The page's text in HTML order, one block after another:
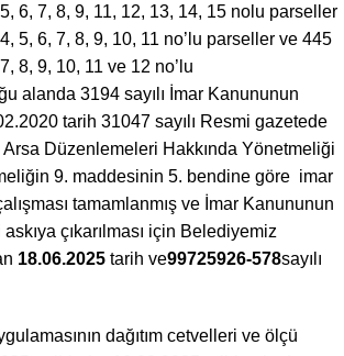
6, 7, 8, 9, 11, 12, 13, 14, 15 nolu parseller
5, 6, 7, 8, 9, 10, 11 no’lu parseller ve 445
8, 9, 10, 11 ve 12 no’lu
alanda 3194 sayılı İmar Kanununun
tarih 31047 sayılı Resmi gazetede
Düzenlemeleri Hakkında Yönetmeliği
9. maddesinin 5. bendine göre imar
ası tamamlanmış ve İmar Kanununun
çıkarılması için Belediyemiz
18.06.2025 tarih ve99725926-578sayılı
dağıtım cetvelleri ve ölçü